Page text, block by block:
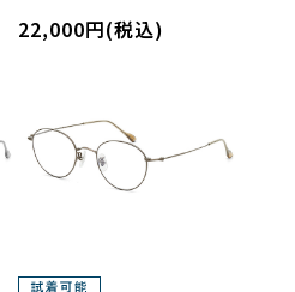
22,000円(税込)